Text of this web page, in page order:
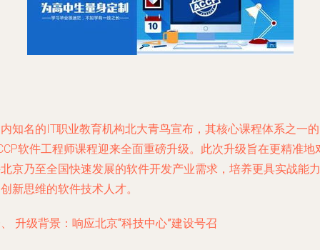
知名的IT职业教育机构北大青鸟宣布，其核心课程体系之一的
软件工程师课程迎来全面重磅升级。此次升级旨在更精准地
京乃至全国快速发展的软件开发产业需求，培养更具实战能力
新思维的软件技术人才。
升级背景：响应北京“科技中心”建设号召